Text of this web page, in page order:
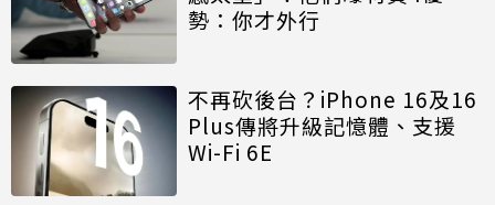
勢：你才外行
不再砍後台？iPhone 16及16
Plus傳將升級記憶體、支援
Wi-Fi 6E